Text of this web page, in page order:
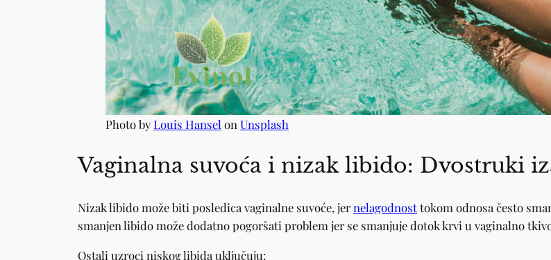
Photo byLouis Hansel on Unsplash
Vaginalna suvoća i nizak libido: Dvostruki
Nizak libido može biti posledica vaginalne suvoće, jernelagodnosttokom odnosa često
smanjen libido može dodatno pogoršati problem jer se smanjuje dotok krvi u vaginalno
Ostali uzroci niskog libida uključuju: